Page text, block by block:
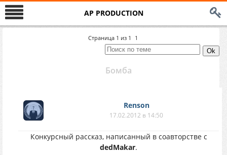
AP PRODUCTION
Страница 1 из 1 1
Бомба
Renson
17.02.2012 в 14:50
Конкурсный рассказ, написанный в соавторстве с
dedMakar.